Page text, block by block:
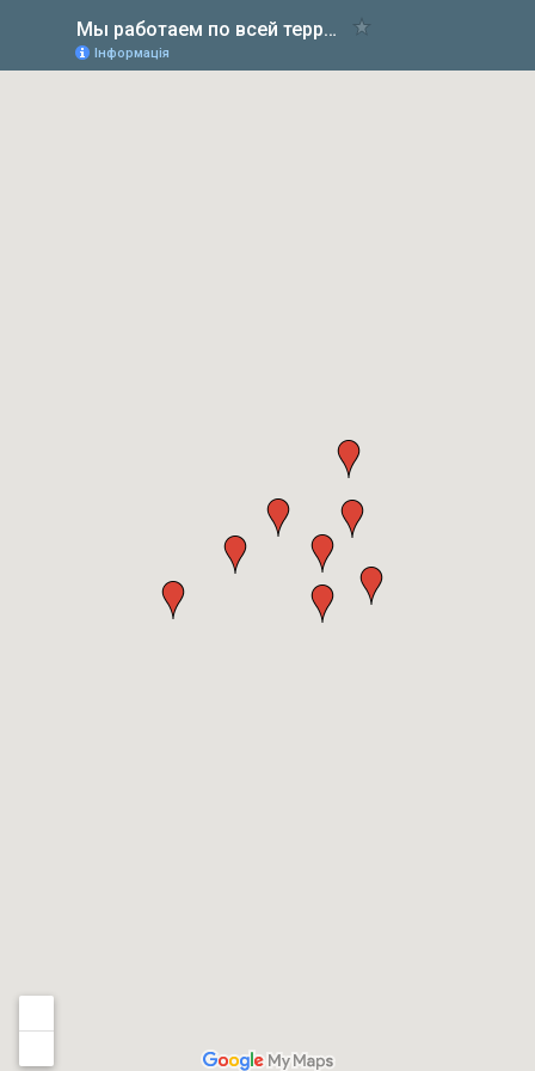
Мы работаем по всей территории Беларуси
Інформація